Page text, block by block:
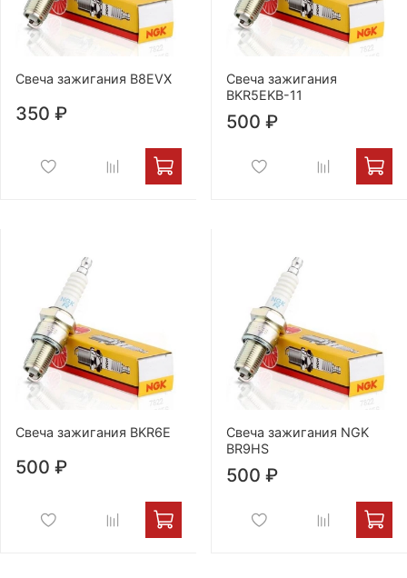
Свеча зажигания B8EVX
350 ₽
Свеча зажигания
BKR5EKB-11
500 ₽
Свеча зажигания BKR6E
500 ₽
Свеча зажигания NGK
BR9HS
500 ₽